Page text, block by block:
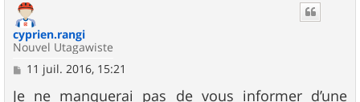
cyprien.rangi
Nouvel Utagawiste
M
s
11 juil. 2016, 15:21
Je ne manquerai pas de vous informer d’une